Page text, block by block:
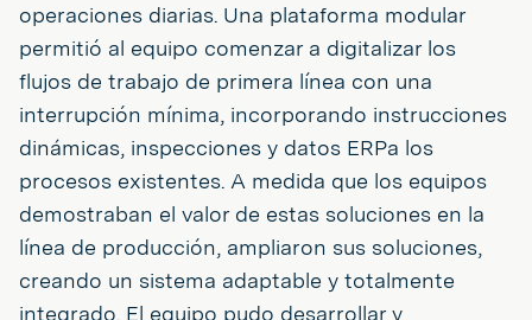
operaciones diarias. Una plataforma modular
permitió al equipo comenzar a digitalizar los
flujos de trabajo de primera línea con una
interrupción mínima, incorporando instrucciones
dinámicas, inspecciones y datos ERPa los
procesos existentes. A medida que los equipos
demostraban el valor de estas soluciones en la
línea de producción, ampliaron sus soluciones,
creando un sistema adaptable y totalmente
integrado. El equipo pudo desarrollar y